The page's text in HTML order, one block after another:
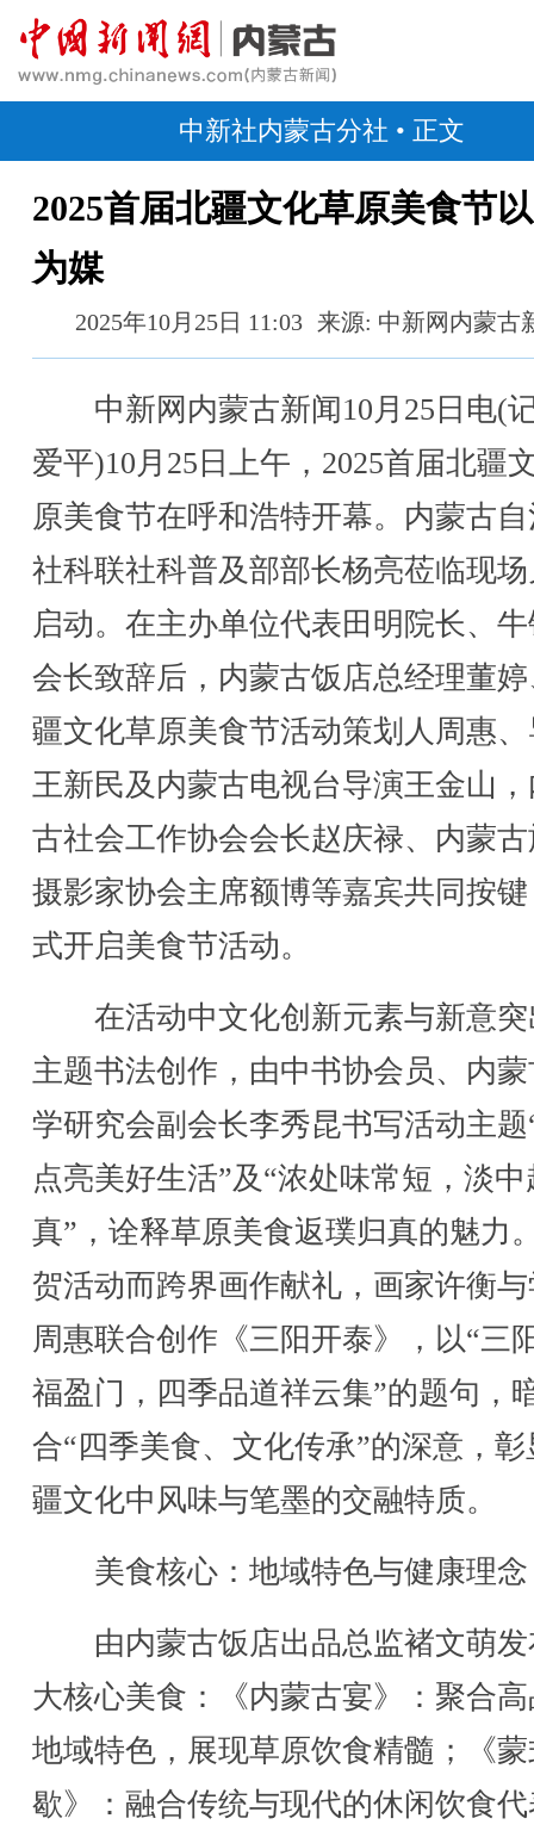
中新社内蒙古分社 • 正文
2025首届北疆文化草原美食节
为媒
2025年10月25日 11:03 来源: 中新网内蒙古
中新网内蒙古新闻10月25日电(
爱平)10月25日上午，2025首届北疆
原美食节在呼和浩特开幕。内蒙古
社科联社科普及部部长杨亮莅临现
启动。在主办单位代表田明院长、
会长致辞后，内蒙古饭店总经理董
疆文化草原美食节活动策划人周惠
王新民及内蒙古电视台导演王金山
古社会工作协会会长赵庆禄、内蒙
摄影家协会主席额博等嘉宾共同按
式开启美食节活动。
在活动中文化创新元素与新意突
主题书法创作，由中书协会员、内
学研究会副会长李秀昆书写活动主题
点亮美好生活”及“浓处味常短，淡中
真”，诠释草原美食返璞归真的魅力
贺活动而跨界画作献礼，画家许衡
周惠联合创作《三阳开泰》，以“三
福盈门，四季品道祥云集”的题句，
合“四季美食、文化传承”的深意，彰
疆文化中风味与笔墨的交融特质。
美食核心：地域特色与健康理念
由内蒙古饭店出品总监褚文萌发
大核心美食：《内蒙古宴》：聚合
地域特色，展现草原饮食精髓；《
歇》：融合传统与现代的休闲饮食